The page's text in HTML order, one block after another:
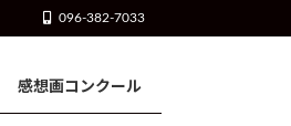
096-382-7033
感想画コンクール